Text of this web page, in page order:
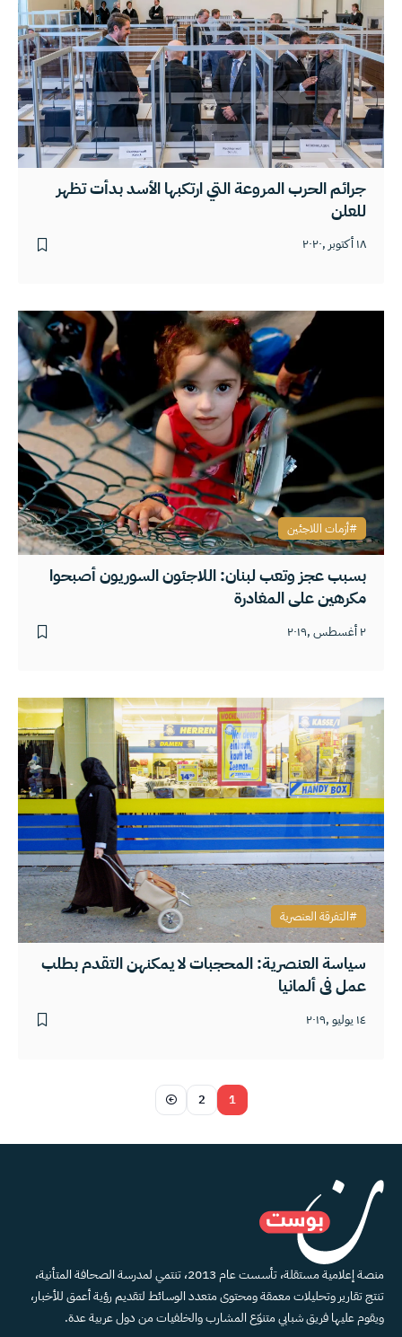
جرائم الحرب المروعة التي ارتكبها الأسد بدأت تظهر
للعلن
١٨ أكتوبر ,٢٠٢٠
بسبب عجز وتعب لبنان: اللاجئون السوريون أصبحوا
مكرهين على المغادرة
٢ أغسطس ,٢٠١٩
أزمات اللاجئين
سياسة العنصرية: المحجبات لا يمكنهن التقدم بطلب
عمل في ألمانيا
١٤ يوليو ,٢٠١٩
التفرقة العنصرية
1
2
منصة إعلامية مستقلة، تأسست عام 2013، تنتمي لمدرسة الصحافة المتأنية،
تنتج تقارير وتحليلات معمقة ومحتوى متعدد الوسائط لتقديم رؤية أعمق للأخبار،
ويقوم عليها فريق شبابي متنوّع المشارب والخلفيات من دول عربية عدة.